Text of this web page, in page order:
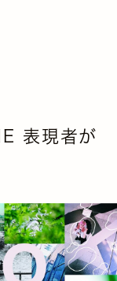
表現者が